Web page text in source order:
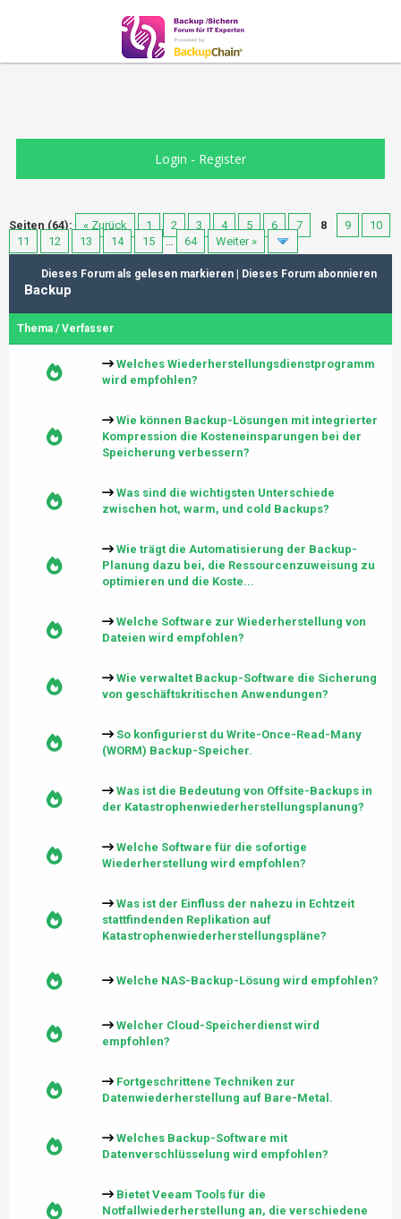
Login - Register
Seiten (64): « Zurück 1 2 3 4 5 6 7 8 9
10
11
12 13 14 15 … 64 Weiter »
Dieses Forum als gelesen markieren Dieses Forum abonnieren
Backup
Thema /Verfasser
Welches Wiederherstellungsdienstprogramm
wird empfohlen?
Wie können Backup-Lösungen mit integrierter
Kompression die Kosteneinsparungen bei der
Speicherung verbessern?
Was sind die wichtigsten Unterschiede
zwischen hot, warm, und cold Backups?
Wie trägt die Automatisierung der Backup-
Planung dazu bei, die Ressourcenzuweisung zu
optimieren und die Koste...
Welche Software zur Wiederherstellung von
Dateien wird empfohlen?
Wie verwaltet Backup-Software die Sicherung
von geschäftskritischen Anwendungen?
So konfigurierst du Write-Once-Read-Many
(WORM) Backup-Speicher.
Was ist die Bedeutung von Offsite-Backups in
der Katastrophenwiederherstellungsplanung?
Welche Software für die sofortige
Wiederherstellung wird empfohlen?
Was ist der Einfluss der nahezu in Echtzeit
stattfindenden Replikation auf
Katastrophenwiederherstellungspläne?
Welche NAS-Backup-Lösung wird empfohlen?
Welcher Cloud-Speicherdienst wird
empfohlen?
Fortgeschrittene Techniken zur
Datenwiederherstellung auf Bare-Metal.
Welches Backup-Software mit
Datenverschlüsselung wird empfohlen?
Bietet Veeam Tools für die
Notfallwiederherstellung an, die verschiedene